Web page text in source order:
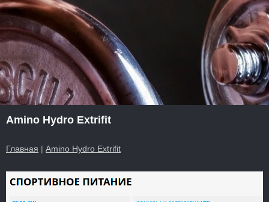
Amino Hydro Extrifit
Главная | Amino Hydro Extrifit